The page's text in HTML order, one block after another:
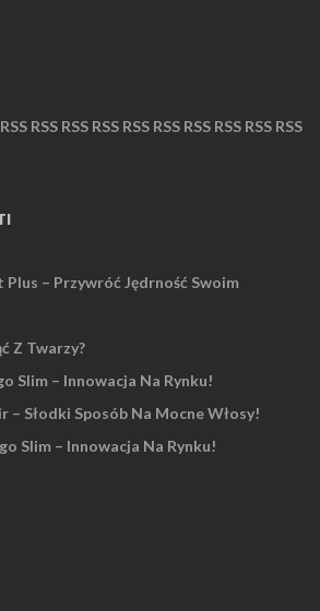
RSS RSS RSS RSS RSS RSS RSS RSS RSS RSS
Plus – Przywróć Jędrność Swoim
Z Twarzy?
Slim – Innowacja Na Rynku!
– Słodki Sposób Na Mocne Włosy!
Slim – Innowacja Na Rynku!